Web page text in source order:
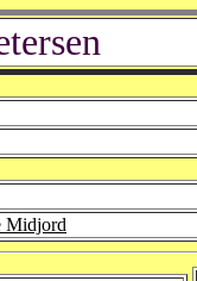
Midjord